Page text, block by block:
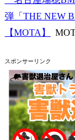
弾「THE NEW
【MOTA】
スポンサーリンク